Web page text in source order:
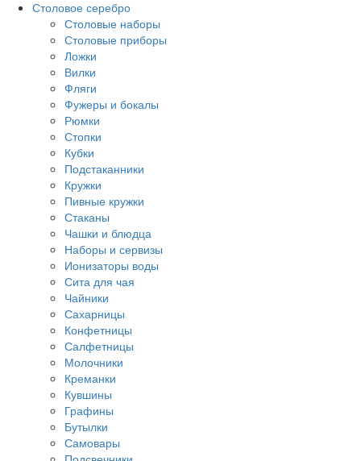
Столовое серебро
Столовые наборы
Столовые приборы
Ложки
Вилки
Фляги
Фужеры и бокалы
Рюмки
Стопки
Кубки
Подстаканники
Кружки
Пивные кружки
Стаканы
Чашки и блюдца
Наборы и сервизы
Ионизаторы воды
Сита для чая
Чайники
Сахарницы
Конфетницы
Салфетницы
Молочники
Креманки
Кувшины
Графины
Бутылки
Самовары